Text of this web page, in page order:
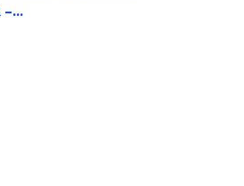
–...